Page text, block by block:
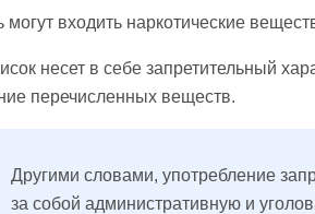
могут входить наркотические
несет в себе запретительный
перечисленных веществ.
Другими словами, употребление
за собой административную и